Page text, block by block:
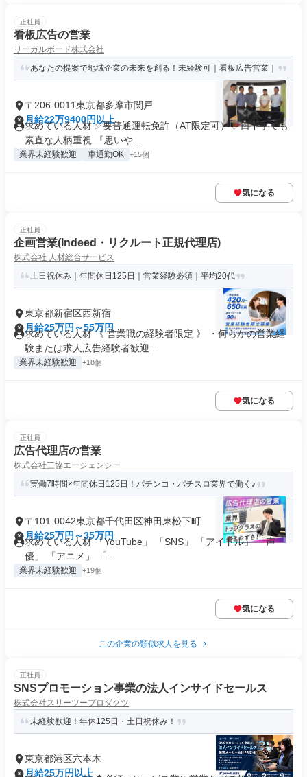
正社員
看板広告の営業
リーガルボード株式会社
あなたの提案で地域企業の未来を創る！未経験可｜看板広告営業｜
〒206-0011東京都多摩市関戸
月給22万9400円以上
求めている人材 ✅要普通運転免許（AT限定可） ✅口下手でも
素直な人柄重視 『思いや...
業界未経験歓迎 車通勤OK +15個
気になる
正社員
企画営業(Indeed・リクルート正規代理店)
株式会社 人材総合サービス
土日祝休み｜年間休日125日｜営業経験必須｜平均20代
東京都新宿区西新宿
月給25万円～55万円
求めている人材 《 営業職の経験者限定 》 ・何らかの営業経
験または求人広告経験者歓迎...
業界未経験歓迎 +18個
気になる
正社員
広告代理店の営業
株式会社三協エージェンシー
実働7時間×年間休日125日！パチンコ・パチスロ業界で働く♪
〒101-0042東京都千代田区神田東松下町
月給25万円～35万円
求めている人材 「YouTube」 「SNS」 「アイドル」 「声
優」 「アニメ」 「...
業界未経験歓迎 +19個
気になる
この企業の類似求人を見る
正社員
SNSプロモーション事業の法人インサイドセールス
株式会社スリーツープロダクツ
未経験歓迎！年休125日・土日祝休み！
東京都港区六本木
月給25万円以上